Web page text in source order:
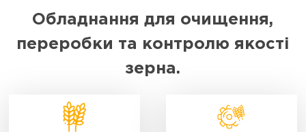
Обладнання для очищення,
переробки та контролю якості
зерна.